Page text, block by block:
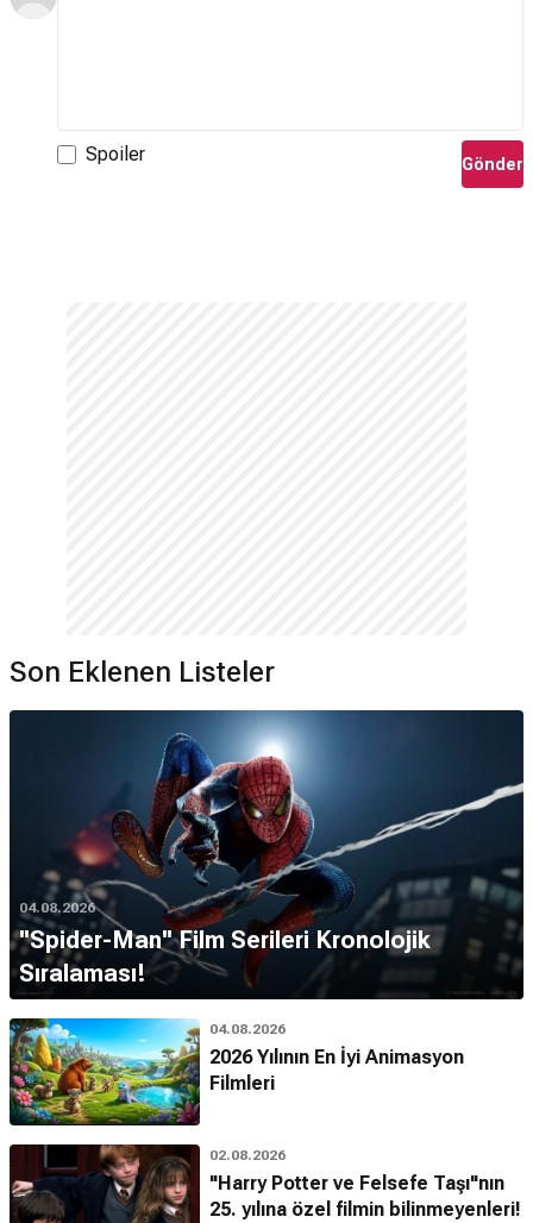
Spoiler Gönder
Son Eklenen Listeler
04.08.2026
''Spider-Man'' Film Serileri Kronolojik
Sıralaması!
04.08.2026
2026 Yılının En İyi Animasyon
Filmleri
02.08.2026
"Harry Potter ve Felsefe Taşı"nın
25. yılına özel filmin bilinmeyenleri!